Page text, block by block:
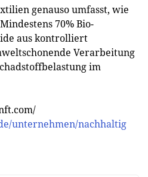
genauso umfasst, wie
70% Bio-
aus kontrolliert
Verarbeitung
im
unternehmen/nachhaltig